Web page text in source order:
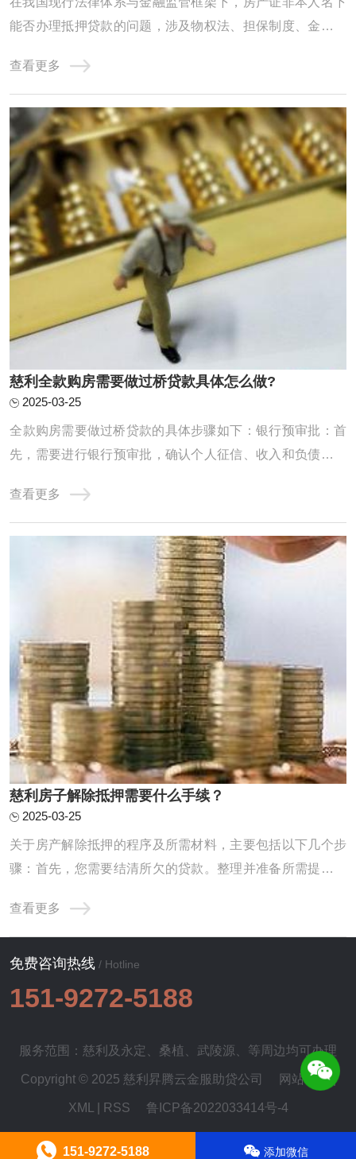
能否办理抵押贷款的问题，涉及物权法、担保制度、金融合
作实务、风险识别四个层面展开深度解析，力求为读者呈现
一幅兼具专业性与实用性的全景图。一、制度基础：物权归
属与抵押权的法律边界《民法典》第394条明 ...
查看更多
慈利全款购房需要做过桥贷款具体怎么做?
2025-03-25
‌全款购房需要做过桥贷款的具体步骤如下‌：‌银行预审批‌：首
先，需要进行银行预审批，确认个人征信、收入和负债情况
的费用。例如，如果需要过桥50万，就必须确认银行能否贷
出这么多钱‌。‌计算过桥费用‌：在确认银行预审批通过后，需
要计算过桥费用。从出资日开 ...
查看更多
慈利房子解除抵押需要什么手续？
2025-03-25
关于房产解除抵押的程序及所需材料，主要包括以下几个步
骤：首先，您需要结清所欠的贷款。整理并准备所需提交的
行详细地解读与说明。1.待还款项的清偿：首当其冲的就是
您需要前往原本给您提供贷款服务的银行，办理贷款余额的
偿还事宜。在完成此项操作之后，银行将会向 ...
查看更多
免费咨询热线 / Hotline
151-9272-5188
服务范围：慈利及 永定 桑植 武陵源 、等周边均可办理
Copyright © 2025 慈利昇腾云金服助贷公司 网站地图|
XML RSS 鲁ICP备2022033414号-4
151-9272-5188 添加微信